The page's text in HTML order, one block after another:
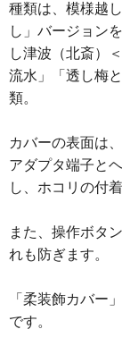
種類は、模様越
し」バージョン
し津波（北斎）
流水」「透し梅
類。
カバーの表面は
アダプタ端子と
し、ホコリの付
また、操作ボタ
れも防ぎます。
「柔装飾カバー
です。